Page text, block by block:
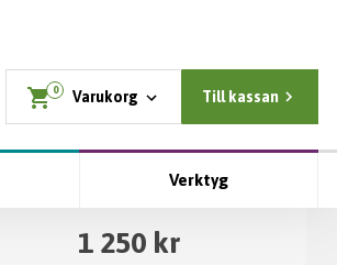
0 Varukorg Till kassan
Verktyg
1 250 kr